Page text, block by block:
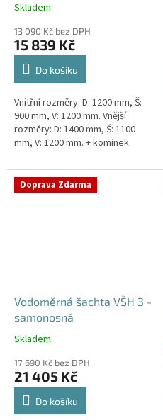
Průměrné
produktu
je
4,6
hvězdiček.
Skladem
13 090 Kč bez DPH
15 839 Kč
Do košíku
Vnitřní rozměry: D: 1200 mm, Š:
900 mm, V: 1200 mm. Vnější
rozměry: D: 1400 mm, Š: 1100
mm, V: 1200 mm. + komínek.
bez obetonováníStandardní...
Doprava Zdarma
Vodoměrná šachta VŠH 3 -
samonosná
Průměrné
produktu
je
5,0
Skladem
17 690 Kč bez DPH
21 405 Kč
Do košíku